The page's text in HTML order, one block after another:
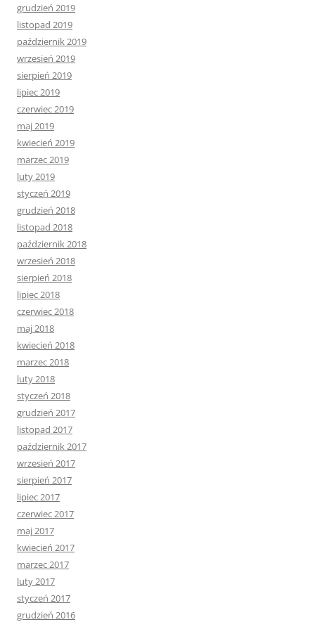
grudzień 2019
listopad 2019
październik 2019
wrzesień 2019
sierpień 2019
lipiec 2019
czerwiec 2019
maj 2019
kwiecień 2019
marzec 2019
luty 2019
styczeń 2019
grudzień 2018
listopad 2018
październik 2018
wrzesień 2018
sierpień 2018
lipiec 2018
czerwiec 2018
maj 2018
kwiecień 2018
marzec 2018
luty 2018
styczeń 2018
grudzień 2017
listopad 2017
październik 2017
wrzesień 2017
sierpień 2017
lipiec 2017
czerwiec 2017
maj 2017
kwiecień 2017
marzec 2017
luty 2017
styczeń 2017
grudzień 2016